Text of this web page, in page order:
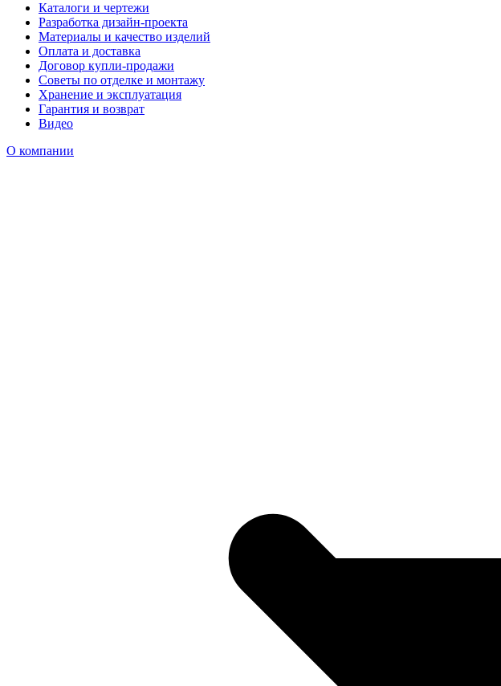
Каталоги и чертежи
Разработка дизайн-проекта
Материалы и качество изделий
Оплата и доставка
Договор купли-продажи
Советы по отделке и монтажу
Хранение и эксплуатация
Гарантия и возврат
Видео
О компании